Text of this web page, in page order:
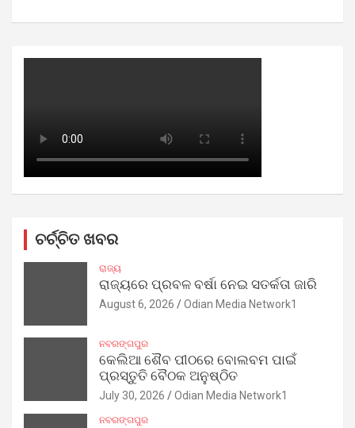
ଚର୍ଚ୍ଚିତ ଖବର
ରାଜ୍ୟ
ରାଜ୍ୟରେ ପ୍ରବଳ ବର୍ଷା ନେଇ ସତର୍କତା ଜାରି
August 6, 2026 Odian Media Network1
ନବରଙ୍ଗପୁର
କେଲିଆ ଶୈବ ପୀଠରେ ବୋଲବମ ପାଇଁ
ପ୍ରସ୍ତୁତି ବୈଠକ ଅନୁଷ୍ଠିତ
July 30, 2026 Odian Media Network1
ନବରଙ୍ଗପୁର